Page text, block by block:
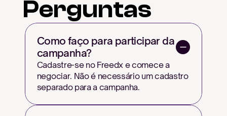
Perguntas
Como faço para participar da
campanha?
Cadastre-se no Freedx e comece a
negociar. Não é necessário um cadastro
separado para a campanha.